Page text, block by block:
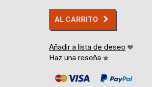
AL CARRITO
Añadir a lista de deseo
Haz una reseña